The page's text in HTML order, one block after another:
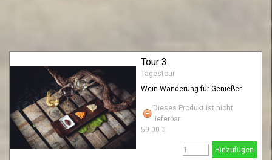
Tour 3
Tagestour
Wein-Wanderung für Genießer
Dieses Produkt ist nicht
lieferbar.
59.00 €
Hinzufügen